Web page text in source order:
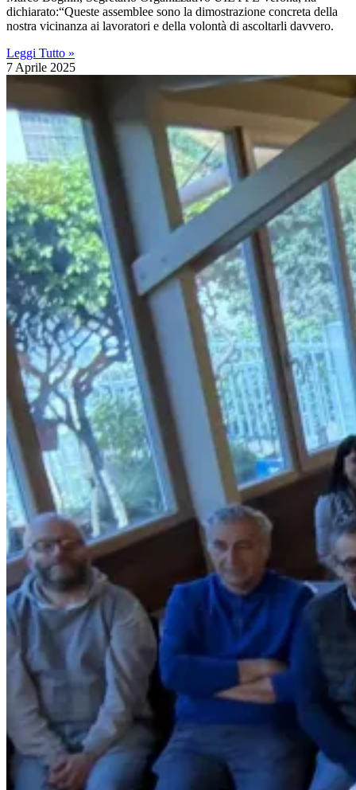
dichiarato:“Queste assemblee sono la dimostrazione concreta della
nostra vicinanza ai lavoratori e della volontà di ascoltarli davvero.
Leggi Tutto »
7 Aprile 2025